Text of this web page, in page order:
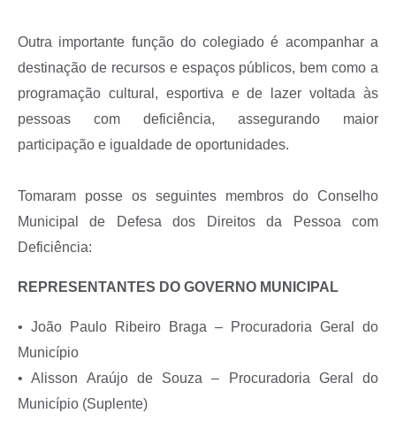
Outra importante função do colegiado é acompanhar a
destinação de recursos e espaços públicos, bem como a
programação cultural, esportiva e de lazer voltada às
pessoas com deficiência, assegurando maior
participação e igualdade de oportunidades.
Tomaram posse os seguintes membros do Conselho
Municipal de Defesa dos Direitos da Pessoa com
Deficiência:
REPRESENTANTES DO GOVERNO MUNICIPAL
• João Paulo Ribeiro Braga – Procuradoria Geral do
Município
• Alisson Araújo de Souza – Procuradoria Geral do
Município (Suplente)